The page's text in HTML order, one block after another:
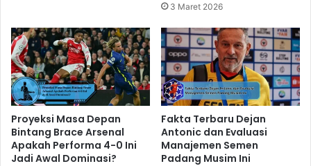
3 Maret 2026
Proyeksi Masa Depan
Bintang Brace Arsenal
Apakah Performa 4-0 Ini
Jadi Awal Dominasi?
Fakta Terbaru Dejan
Antonic dan Evaluasi
Manajemen Semen
Padang Musim Ini